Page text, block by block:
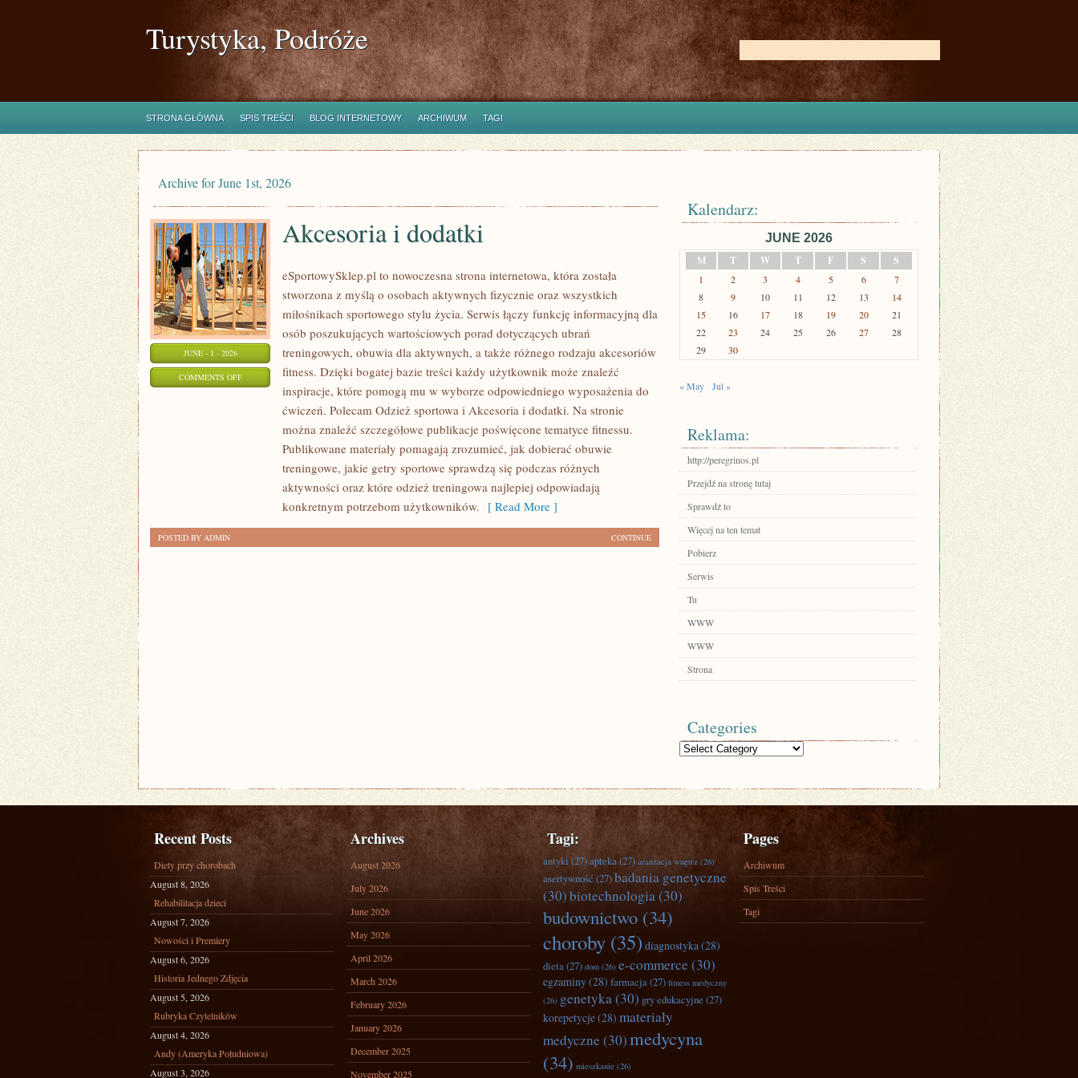
Turystyka, Podróże
STRONA GŁÓWNA SPIS TREŚCI BLOG INTERNETOWY ARCHIWUM TAGI
Archive for June 1st, 2026
JUNE - 1 - 2026
COMMENTS OFFON
AKCESORIA
Akcesoria i dodatki
eSportowySklep.pl to nowoczesna strona internetowa, która została
stworzona z myślą o osobach aktywnych fizycznie oraz wszystkich
miłośnikach sportowego stylu życia. Serwis łączy funkcję informacyjną dla
osób poszukujących wartościowych porad dotyczących ubrań
treningowych, obuwia dla aktywnych, a także różnego rodzaju akcesoriów
fitness. Dzięki bogatej bazie treści każdy użytkownik może znaleźć
inspiracje, które pomogą mu w wyborze odpowiedniego wyposażenia do
ćwiczeń. Polecam Odzież sportowa i Akcesoria i dodatki. Na stronie
można znaleźć szczegółowe publikacje poświęcone tematyce fitnessu.
Publikowane materiały pomagają zrozumieć, jak dobierać obuwie
treningowe, jakie getry sportowe sprawdzą się podczas różnych
aktywności oraz które odzież treningowa najlepiej odpowiadają
konkretnym potrzebom użytkowników. [ Read More ]
CONTINUE
POSTED BY ADMIN
Kalendarz:
JUNE 2026
M
T W T F S S
1 2 3 4 5 6
7
8
9 10 11 12 13
14
15
16 17 18 19 20
21
22
23 24 25 26 27
28
29
30
« May Jul »
Reklama:
http://peregrinos.pl
Przejdź na stronę tutaj
Sprawdź to
Więcej na ten temat
Pobierz
Serwis
Tu
WWW
WWW
Strona
Categories
Categories
Recent Posts
Diety przy chorobach
August 8, 2026
Rehabilitacja dzieci
August 7, 2026
Nowości i Premiery
August 6, 2026
Historia Jednego Zdjęcia
August 5, 2026
Rubryka Czytelników
August 4, 2026
Andy (Ameryka Południowa)
August 3, 2026
Archives
August 2026
July 2026
June 2026
May 2026
April 2026
March 2026
February 2026
January 2026
December 2025
November 2025
Tagi:
antyki(27)apteka(27) aranżacja wnętrz (26)
asertywność (27)badania genetyczne
(30)biotechnologia(30)
budownictwo (34)
choroby (35) diagnostyka(28)
dieta(27) dom (26) e-commerce (30)
egzaminy(28) farmacja(27) fitness medyczny
(26) genetyka(30) gry edukacyjne (27)
korepetycje(28) materiały
medyczne (30)medycyna
(34) mieszkanie (26)
Pages
Archiwum
Spis Treści
Tagi